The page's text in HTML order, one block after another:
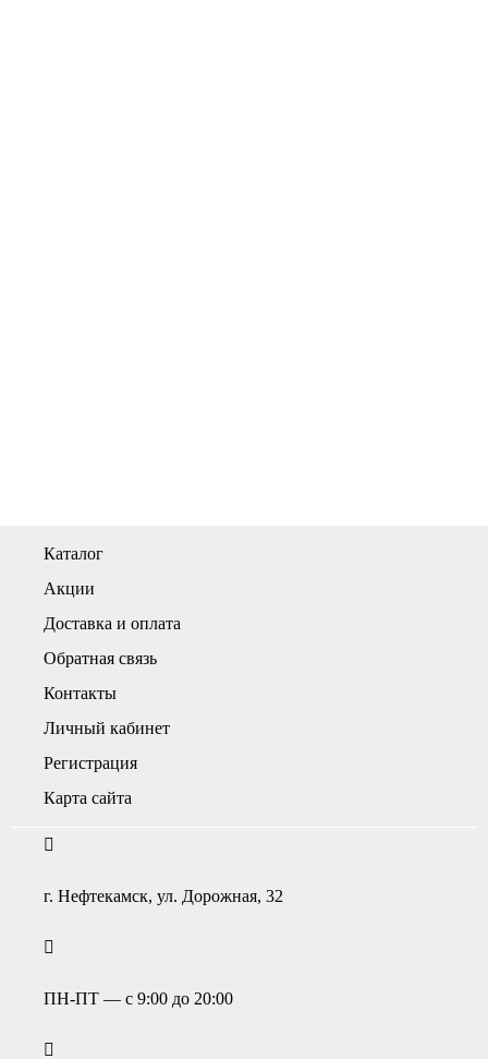
Каталог
Акции
Доставка и оплата
Обратная связь
Контакты
Личный кабинет
Регистрация
Карта сайта
г. Нефтекамск, ул. Дорожная, 32
ПН-ПТ — с 9:00 до 20:00